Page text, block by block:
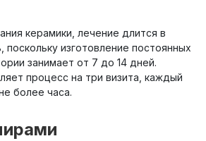
керамики, лечение длится в
поскольку изготовление постоянных
занимает от 7 до 14 дней.
процесс на три визита, каждый
более часа.